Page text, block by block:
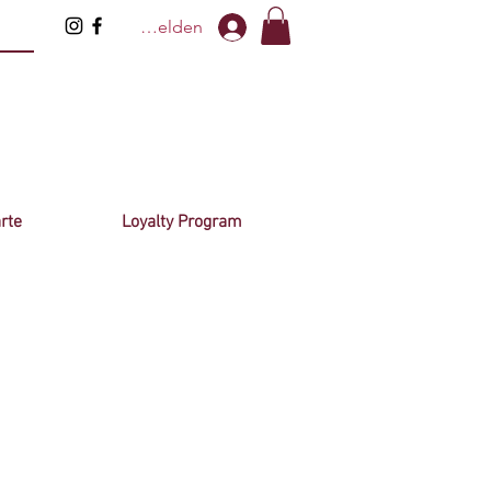
Anmelden
Loyalty Program